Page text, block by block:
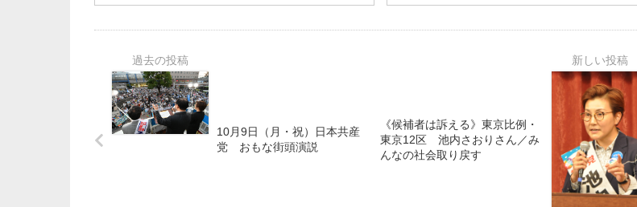
10月9日（月・祝）日本共産
党 おもな街頭演説
《候補者は訴える》東京比例・
東京12区 池内さおりさん／み
んなの社会取り戻す